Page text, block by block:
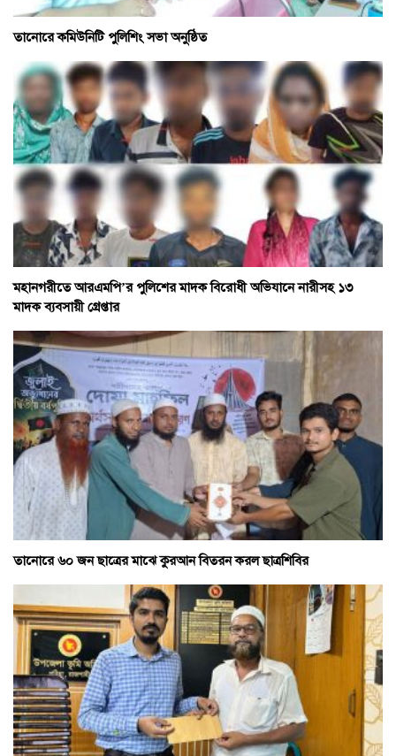
তানোরে কমিউনিটি পুলিশিং সভা অনুষ্ঠিত
মহানগরীতে আরএমপি’র পুলিশের মাদক বিরোধী অভিযানে নারীসহ ১৩
মাদক ব্যবসায়ী গ্রেপ্তার
তানোরে ৬০ জন ছাত্রের মাঝে কুরআন বিতরন করল ছাত্রশিবির